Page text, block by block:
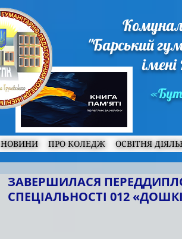
"Барський
НОВИНИ ПРО КОЛЕДЖ ОСВІТНЯ
ЗАВЕРШИЛАСЯ
СПЕЦІАЛЬНОСТІ 012